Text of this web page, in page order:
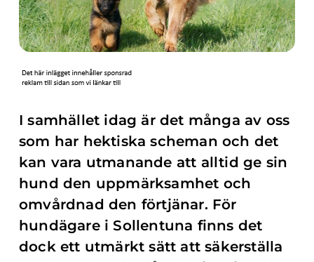
I samhället idag är det många av oss
som har hektiska scheman och det
kan vara utmanande att alltid ge sin
hund den uppmärksamhet och
omvårdnad den förtjänar. För
hundägare i Sollentuna finns det
dock ett utmärkt sätt att säkerställa